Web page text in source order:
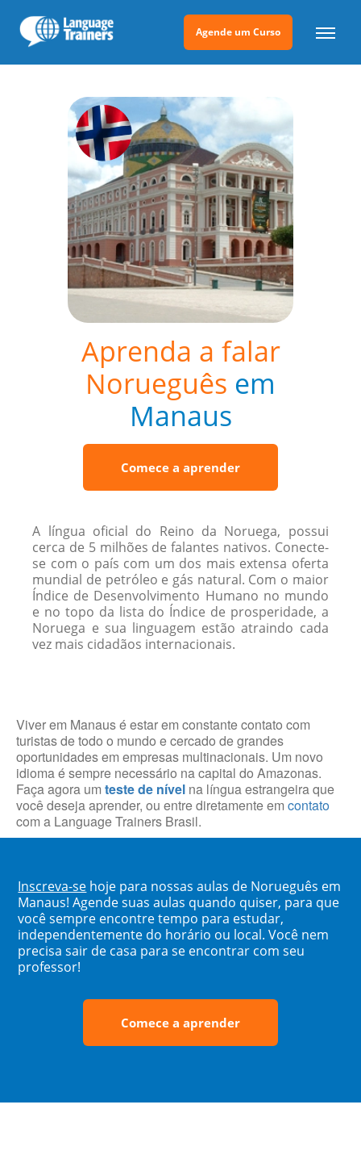
Agende um Curso
Aprenda a falar
Norueguês em
Manaus
Comece a aprender
A língua oficial do Reino da Noruega, possui
cerca de 5 milhões de falantes nativos. Conecte-
se com o país com um dos mais extensa oferta
mundial de petróleo e gás natural. Com o maior
Índice de Desenvolvimento Humano no mundo
e no topo da lista do Índice de prosperidade, a
Noruega e sua linguagem estão atraindo cada
vez mais cidadãos internacionais.
Viver em Manaus é estar em constante contato com
turistas de todo o mundo e cercado de grandes
oportunidades em empresas multinacionais. Um novo
idioma é sempre necessário na capital do Amazonas.
Faça agora um teste de nível na língua estrangeira que
você deseja aprender, ou entre diretamente em contato
com a Language Trainers Brasil.
Inscreva-se hoje para nossas aulas de Norueguês em
Manaus! Agende suas aulas quando quiser, para que
você sempre encontre tempo para estudar,
independentemente do horário ou local. Você nem
precisa sair de casa para se encontrar com seu
professor!
Comece a aprender